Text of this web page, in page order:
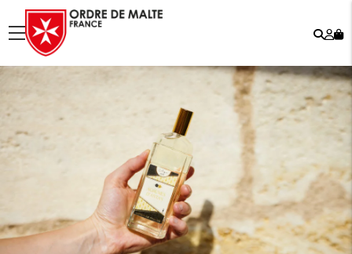
menu